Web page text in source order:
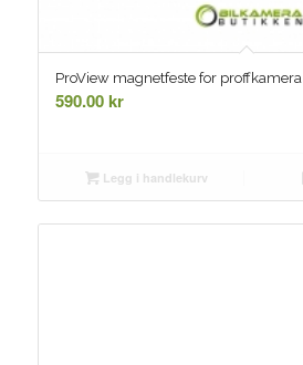
ProView magnetfeste for proffkamera
590.00kr
Legg i handlekurv